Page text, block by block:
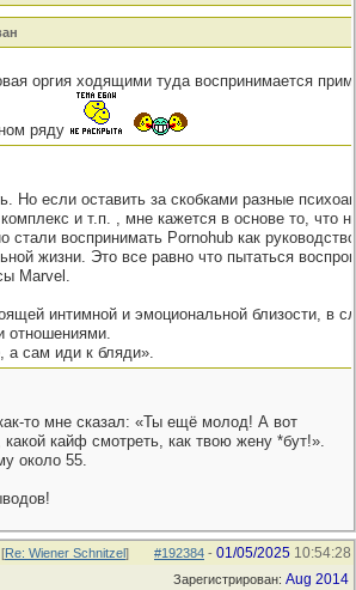
оргия ходящими туда воспринимается
ряду
Но если оставить за скобками разные
и т.п. , мне кажется в основе то, что
стали воспринимать Pornohub как
жизни. Это все равно что пытаться
Marvel.
интимной и эмоциональной близости, в
отношениями.
а сам иди к бляди».
то мне сказал: «Ты ещё молод! А вот
кайф смотреть, как твою жену *бут!».
около 55.
#192384 - 01/05/2025 10:54:28
[Re: Wiener Schnitzel]
Зарегистрирован: Aug 2014